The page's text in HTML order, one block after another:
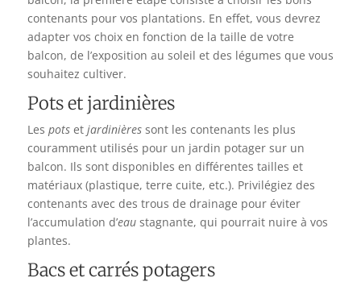
contenants pour vos plantations. En effet, vous devrez
adapter vos choix en fonction de la taille de votre
balcon, de l’exposition au soleil et des légumes que vous
souhaitez cultiver.
Pots et jardinières
Les potset jardinièressont les contenants les plus
couramment utilisés pour un jardin potager sur un
balcon. Ils sont disponibles en différentes tailles et
matériaux (plastique, terre cuite, etc.). Privilégiez des
contenants avec des trous de drainage pour éviter
l’accumulation d’eaustagnante, qui pourrait nuire à vos
plantes.
Bacs et carrés potagers